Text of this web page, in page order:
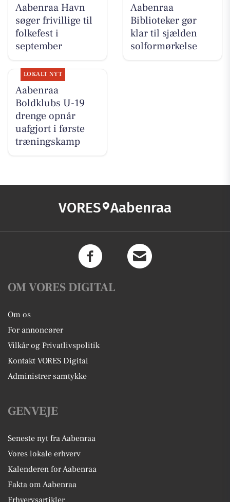
Aabenraa Havn
søger frivillige til
folkefest i
september
Aabenraa
Biblioteker gør
klar til sjælden
solformørkelse
LOKALT NYT
Aabenraa
Boldklubs U-19
drenge opnår
uafgjort i første
træningskamp
VORES Aabenraa
OM VORES DIGITAL
Om os
For annoncører
Vilkår og Privatlivspolitik
Kontakt VORES Digital
Administrer samtykke
GENVEJE
Seneste nyt fra Aabenraa
Vores lokale erhverv
Kalenderen for Aabenraa
Fakta om Aabenraa
Erhvervsartikler